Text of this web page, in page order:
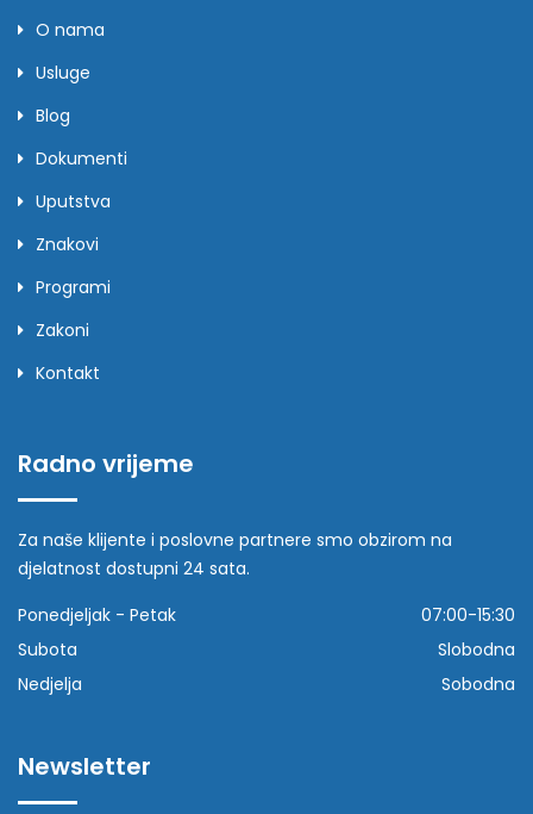
O nama
Usluge
Blog
Dokumenti
Uputstva
Znakovi
Programi
Zakoni
Kontakt
Radno vrijeme
Za naše klijente i poslovne partnere smo obzirom na
djelatnost dostupni 24 sata.
Ponedjeljak - Petak
07:00-15:30
Subota
Slobodna
Nedjelja
Sobodna
Newsletter